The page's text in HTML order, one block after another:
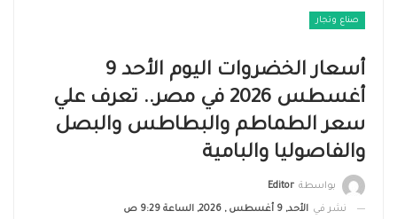
صناع وتجار
أسعار الخضروات اليوم الأحد 9
أغسطس 2026 في مصر.. تعرف علي
سعر الطماطم والبطاطس والبصل
والفاصوليا والبامية
بواسطة Editor
نشر في الأحد, 9 أغسطس , 2026, الساعة 9:29 ص